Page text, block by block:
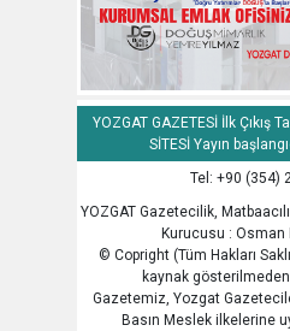
YOZGAT GAZETESİ İlk Çıkış
SİTESİ Yayın
Tel: +90 (354)
YOZGAT Gazetecilik,
Kurucusu : Osman
© Copright (Tüm Hakları
kaynak gösterilmeden
Gazetemiz, Yozgat
Basın Meslek ilkelerine